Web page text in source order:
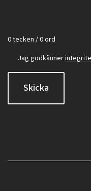
0 tecken / 0 ord
Jag godkänner
Skicka